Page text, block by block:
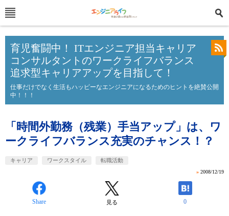
育児奮闘中！ ITエンジニア担当キャリア
コンサルタントのワークライフバランス
追求型キャリアアップを目指して！
仕事だけでなく生活もハッピーなエンジニアになるためのヒントを絶賛公開
中！！！
「時間外勤務（残業）手当アップ」は、ワ
ークライフバランス充実のチャンス！？
キャリア ワークスタイル 転職活動
» 2008/12/19
Share 見る 0